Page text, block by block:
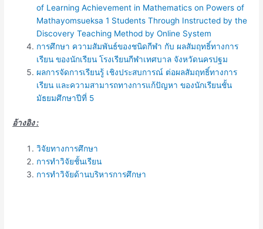
of Learning Achievement in Mathematics on Powers of
Mathayomsueksa 1 Students Through Instructed by the
Discovery Teaching Method by Online System
การศึกษา ความสัมพันธ์ของชนิดกีฬา กับ ผลสัมฤทธิ์ทางการ
เรียน ของนักเรียน โรงเรียนกีฬาเทศบาล จังหวัดนครปฐม
ผลการจัดการเรียนรู้ เชิงประสบการณ์ ต่อผลสัมฤทธิ์ทางการ
เรียน และความสามารถทางการแก้ปัญหา ของนักเรียนชั้น
มัธยมศึกษาปีที่ 5
อ้างอิง :
วิจัยทางการศึกษา
การทำวิจัยชั้นเรียน
การทำวิจัยด้านบริหารการศึกษา